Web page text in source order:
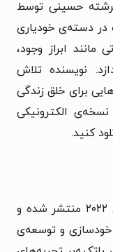
حسینی توسط
دسته‌ی خودیاری
ابراز وجود،
نویسنده تلاش
برای خلق زندگی
الکترونیکی
کنید.
کتاب مانیفست اثری است که در سال ۲۰۲۲ منتشر شده و
و توسعه‌ی